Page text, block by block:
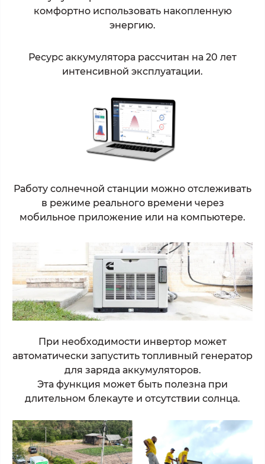
комфортно использовать накопленную
энергию.
Ресурс аккумулятора рассчитан на 20 лет
интенсивной эксплуатации.
Работу солнечной станции можно отслеживать
в режиме реального времени через
мобильное приложение или на компьютере.
При необходимости инвертор может
автоматически запустить топливный генератор
для заряда аккумуляторов.
Эта функция может быть полезна при
длительном блекауте и отсутствии солнца.